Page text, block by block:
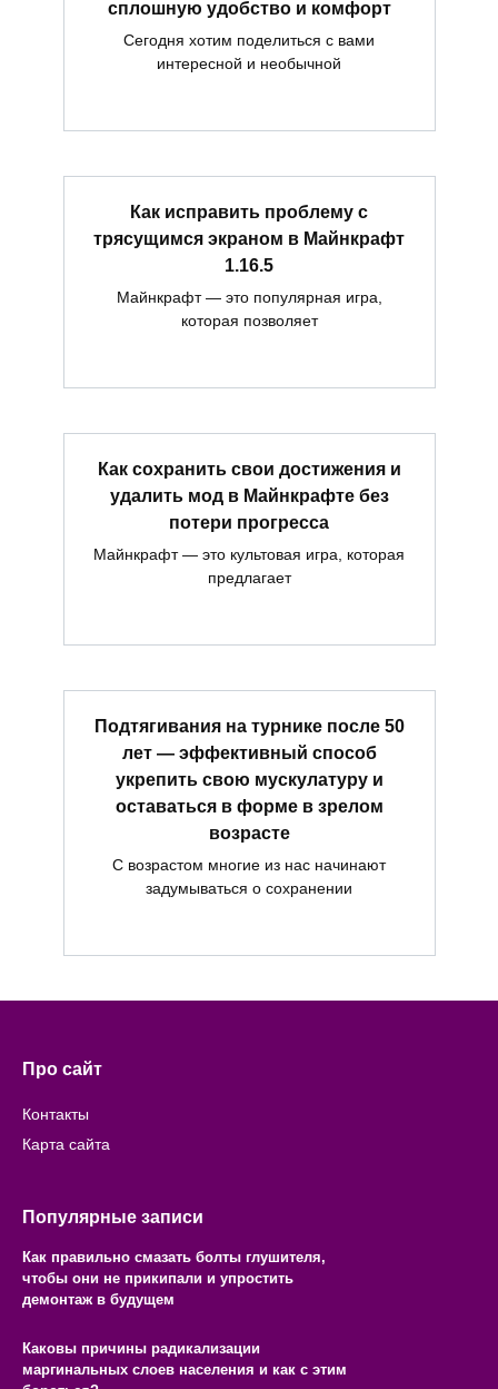
сплошную удобство и комфорт
Сегодня хотим поделиться с вами
интересной и необычной
Как исправить проблему с
трясущимся экраном в Майнкрафт
1.16.5
Майнкрафт — это популярная игра,
которая позволяет
Как сохранить свои достижения и
удалить мод в Майнкрафте без
потери прогресса
Майнкрафт — это культовая игра, которая
предлагает
Подтягивания на турнике после 50
лет — эффективный способ
укрепить свою мускулатуру и
оставаться в форме в зрелом
возрасте
С возрастом многие из нас начинают
задумываться о сохранении
Про сайт
Контакты
Карта сайта
Популярные записи
Как правильно смазать болты глушителя,
чтобы они не прикипали и упростить
демонтаж в будущем
Каковы причины радикализации
маргинальных слоев населения и как с этим